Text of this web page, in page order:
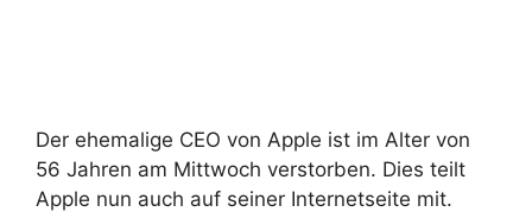
Der ehemalige CEO von Apple ist im Alter von
56 Jahren am Mittwoch verstorben. Dies teilt
Apple nun auch auf seiner Internetseite mit.